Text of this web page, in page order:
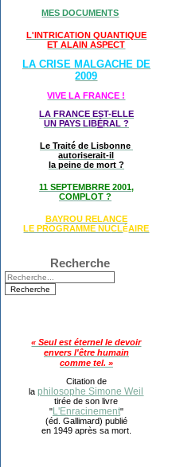
MES DOCUMENTS
L'INTRICATION QUANTIQUE
ET ALAIN ASPECT
LA CRISE MALGACHE DE
2009
VIVE LA FRANCE !
LA FRANCE EST-ELLE
UN PAYS LIBÉRAL ?
Le Traité de Lisbonne
autoriserait-il
la peine de mort ?
11 SEPTEMBRRE 2001,
COMPLOT ?
BAYROU RELANCE
LE PROGRAMME NUCLÉAIRE
Recherche
« Seul est éternel le devoir
envers l'être humain
comme tel. »
Citation de
laphilosophe Simone Weil
tirée de son livre
"L'Enracinement"
(éd. Gallimard) publié
en 1949 après sa mort.